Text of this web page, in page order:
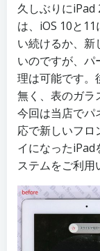
久しぶりにiPad
は、iOS 10と
い続けるか、新
いのですが、パ
理は可能です。
無く、表のガラ
今回は当店でパ
応で新しいフロ
イになったiPad
ステムをご利用